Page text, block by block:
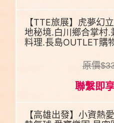
【TTE旅展】虎夢幻
地秘境.白川鄉合掌村.
料理.長島OUTLET購
原價
聯繫即
【高雄出發】小資熱